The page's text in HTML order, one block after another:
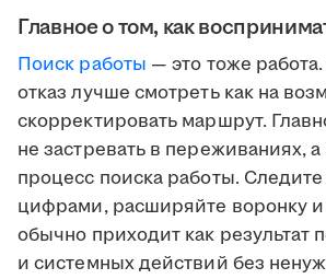
Главное о том, как
Поиск работы — это тоже
отказ лучше смотреть как на
скорректировать маршрут.
не застревать в переживаниях,
процесс поиска работы.
цифрами, расширяйте воронку
обычно приходит как результат
и системных действий без